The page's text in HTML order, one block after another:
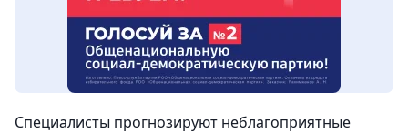
Специалисты прогнозируют неблагоприятные